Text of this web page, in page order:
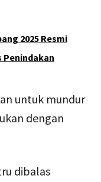
2025 Resmi
Penindakan
untuk mundur
dengan
dibalas